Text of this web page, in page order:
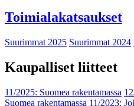
Toimialakatsaukset
Suurimmat 2025 Suurimmat 2024
Kaupalliset liitteet
11/2025: Suomea rakentamassa
Suomea rakentamassa 11/2023: